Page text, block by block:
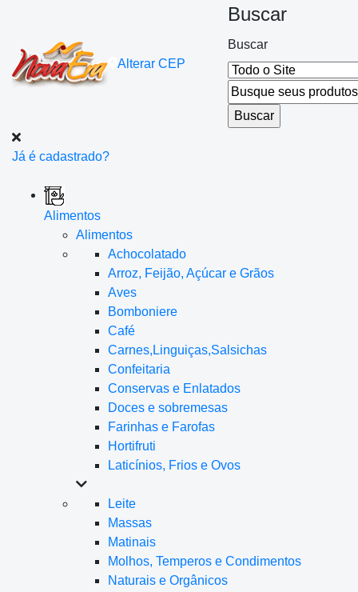
Alterar CEP
Buscar
Buscar
Já é cadastrado?
Alimentos
Alimentos
Achocolatado
Arroz, Feijão, Açúcar e Grãos
Aves
Bomboniere
Café
Carnes,Linguiças,Salsichas
Confeitaria
Conservas e Enlatados
Doces e sobremesas
Farinhas e Farofas
Hortifruti
Laticínios, Frios e Ovos
Leite
Massas
Matinais
Molhos, Temperos e Condimentos
Naturais e Orgânicos